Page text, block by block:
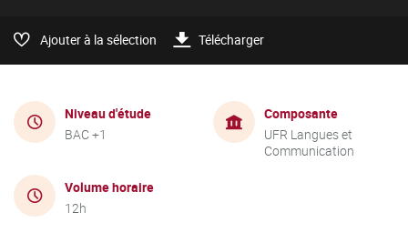
Ajouter à la sélection Télécharger
Niveau d'étude
BAC +1
Composante
UFR Langues et
Communication
Volume horaire
12h